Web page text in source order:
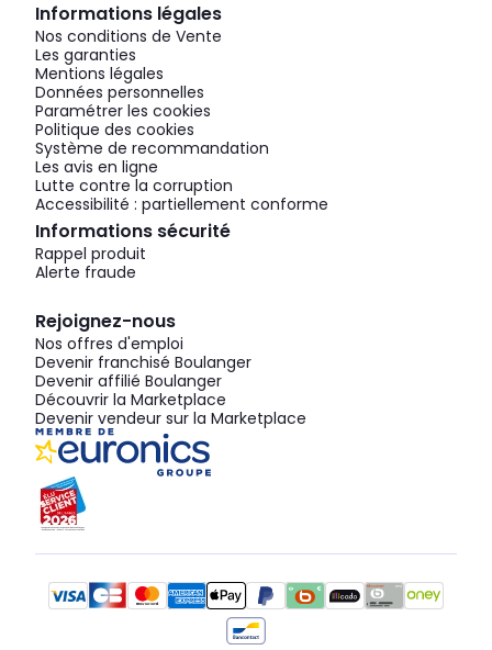
Informations légales
Nos conditions de Vente
Les garanties
Mentions légales
Données personnelles
Paramétrer les cookies
Politique des cookies
Système de recommandation
Les avis en ligne
Lutte contre la corruption
Accessibilité : partiellement conforme
Informations sécurité
Rappel produit
Alerte fraude
Rejoignez-nous
Nos offres d'emploi
Devenir franchisé Boulanger
Devenir affilié Boulanger
Découvrir la Marketplace
Devenir vendeur sur la Marketplace